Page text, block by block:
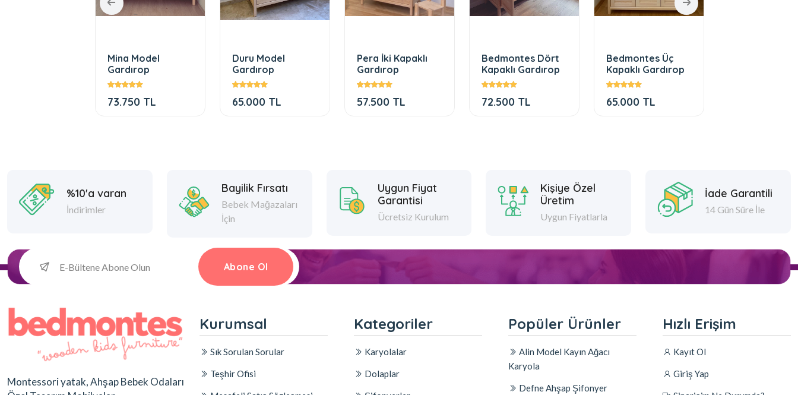
Mina Model
Gardırop
73.750 TL
Duru Model
Gardırop
65.000 TL
Pera İki Kapaklı
Gardırop
57.500 TL
Bedmontes Dört
Kapaklı Gardırop
72.500 TL
Bedmontes Üç
Kapaklı Gardırop
65.000 TL
%10'a varan
İndirimler
Bayilik Fırsatı
Bebek Mağazaları
İçin
Uygun Fiyat
Garantisi
Ücretsiz Kurulum
Kişiye Özel
Üretim
Uygun Fiyatlarla
İade Garantili
14 Gün Süre İle
Abone Ol
Montessori yatak, Ahşap Bebek Odaları
Kurumsal
Sık Sorulan Sorular
Teşhir Ofisi
Kategoriler
Karyolalar
Dolaplar
Popüler Ürünler
Alin Model Kayın Ağacı
Karyola
Defne Ahşap Şifonyer
Hızlı Erişim
Kayıt Ol
Giriş Yap